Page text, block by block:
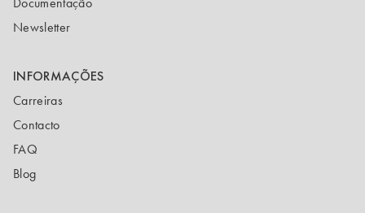
Newsletter
INFORMAÇÕES
Carreiras
Contacto
FAQ
Blog